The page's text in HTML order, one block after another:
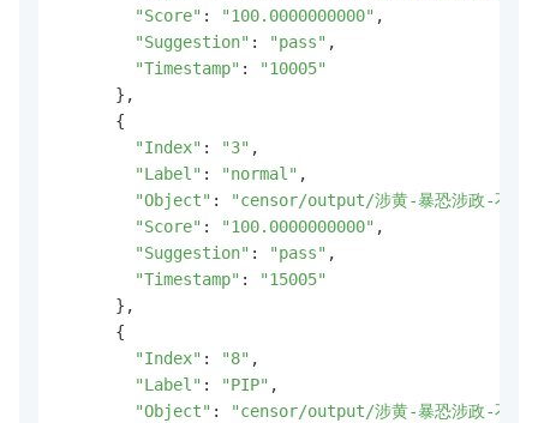
"Score" : "100.0000000000" ,
"Suggestion" : "pass" ,
"Timestamp" :
"10005"
      },
      {
"Index" : "3" ,
"Label" : "normal" ,
"Object" :
"censor/output/涉黄-暴恐涉政-不良
"Score" : "100.0000000000" ,
"Suggestion" : "pass" ,
"Timestamp" :
"15005"
      },
      {
"Index" : "8" ,
"Label" : "PIP" ,
"Object" : "censor/output/涉黄-暴恐涉政-不良